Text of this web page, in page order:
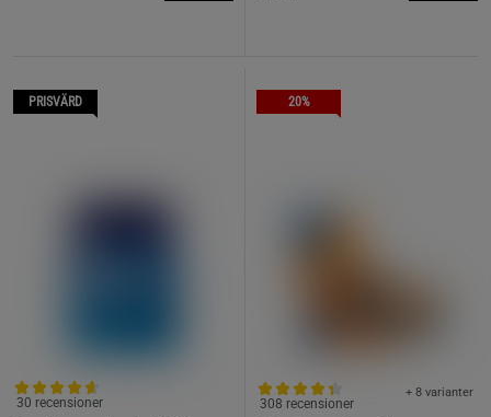
PRISVÄRD
30 recensioner
20%
+ 8 varianter
308 recensioner